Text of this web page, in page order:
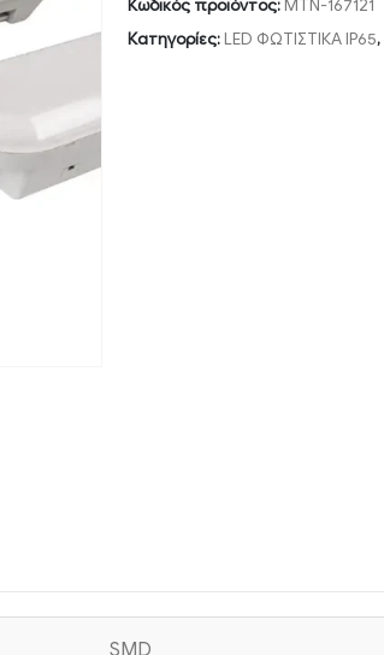
Κωδικός προϊόντος:MTN-167121
Κατηγορίες:LED ΦΩΤΙΣΤΙΚΑ IP65,